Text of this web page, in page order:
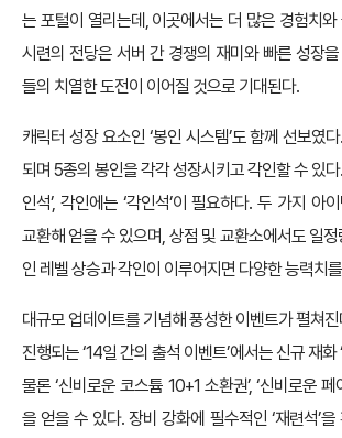
는 포털이 열리는데, 이곳에서는 더 많은 경험치
시련의 전당은 서버 간 경쟁의 재미와 빠른 성장
들의 치열한 도전이 이어질 것으로 기대된다.
캐릭터 성장 요소인 ‘봉인 시스템’도 함께 선보였
되며 5종의 봉인을 각각 성장시키고 각인할 수 있
인석’, 각인에는 ‘각인석’이 필요하다. 두 가지 아
교환해 얻을 수 있으며, 상점 및 교환소에서도 일
인 레벨 상승과 각인이 이루어지면 다양한 능력치
대규모 업데이트를 기념해 풍성한 이벤트가 펼쳐
진행되는 ‘14일 간의 출석 이벤트’에서는 신규 재화
물론 ‘신비로운 코스튬 10+1 소환권’, ‘신비로운
을 얻을 수 있다. 장비 강화에 필수적인 ‘재련석’을